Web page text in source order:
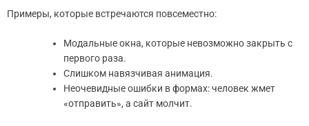
Примеры, которые встречаются повсеместно:
Модальные окна, которые невозможно закрыть с
первого раза.
Слишком навязчивая анимация.
Неочевидные ошибки в формах: человек жмет
«отправить», а сайт молчит.